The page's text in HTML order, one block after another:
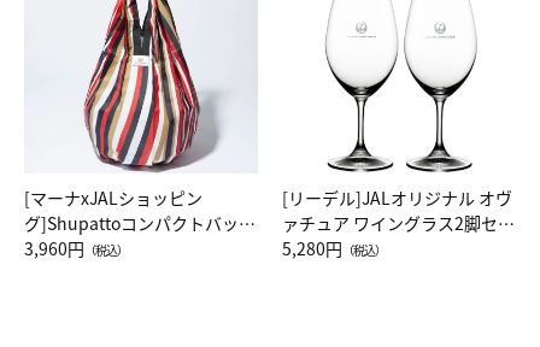
[マーナxJALショッピン
グ]Shupattoコンパクトバッグ
Drop JAL客室乗務員（LC）ス
3,960円 （税込）
[リーデル]JALオリジナル オヴ
ァチュア ワイングラス2脚セッ
ト（レッドワイン）
5,280円 （税込）